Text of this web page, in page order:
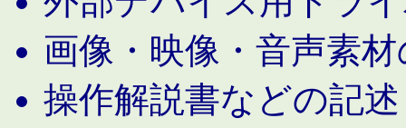
画像・映像・音声素
操作解説書などの記